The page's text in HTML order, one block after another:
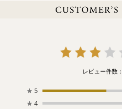
つまみを集めました！赤ちょうちん
レビュー件数：
★ 5
★ 4